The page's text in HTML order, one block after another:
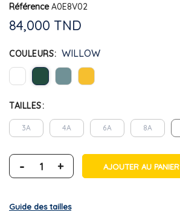
Référence A0E8V02
84,000 TND
COULEURS WILLOW
TAILLES
3A 4A 6A 8A
- + AJOUTER AU PANIER
Guide des tailles